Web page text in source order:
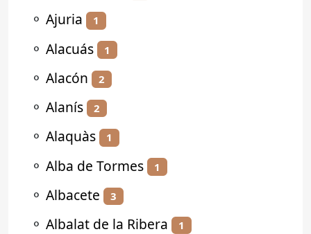
⚬ Ajuria 1
⚬ Alacuás 1
⚬ Alacón 2
⚬ Alanís 2
⚬ Alaquàs 1
⚬ Alba de Tormes 1
⚬ Albacete 3
⚬ Albalat de la Ribera 1